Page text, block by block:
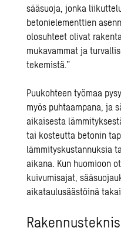
sääsuoja, jonka
betonielementtien
olosuhteet olivat
mukavammat ja
tekemistä.”
Puukohteen työmaa
myös puhtaampana, ja
aikaisesta
tai kosteutta betonin
lämmityskustannuksia
aikana. Kun huomioon
kuivumisajat,
aikataulusäästöinä